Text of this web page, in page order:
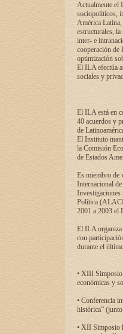
Actualmente el
sociopolíticos,
América Latina,
estructurales,
inter- e
cooperación de
optimización
El ILA efectúa
sociales y
El ILA está en
40 acuerdos y
de
El Instituto
la Comisión
de Estados
Es miembro de
Internacional
Investigaciones
Política
2001 a 2003 el
El ILA organiza
con
durante el
• XIII Simposio
económicas y
• Conferencia
histórica”
• XII Simposio